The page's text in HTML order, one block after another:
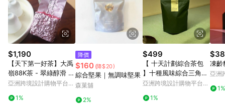
$1,190
【天下第一好茶】大禹
嶺88K茶 - 翠綠醇滑 /
清青鴻香
亞洲跨境設計購物平台
1%
降價
$160 (降$20)
綜合堅果｜無調味堅果
森菓舖
2%
$499
【 十天計劃綜合茶包
】十種風味綜合三角茶
包(10包) 原葉台灣茶
亞洲跨境設計購物平台
1%
凍齡
亞洲
1%